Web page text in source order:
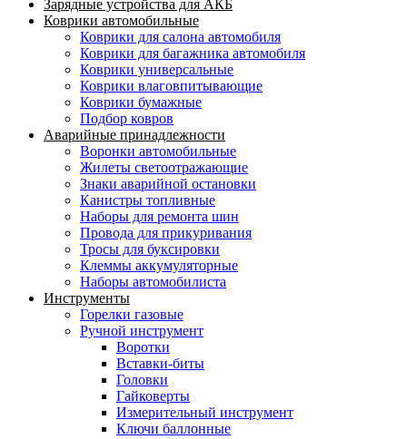
Зарядные устройства для АКБ
Коврики автомобильные
Коврики для салона автомобиля
Коврики для багажника автомобиля
Коврики универсальные
Коврики влаговпитывающие
Коврики бумажные
Подбор ковров
Аварийные принадлежности
Воронки автомобильные
Жилеты светоотражающие
Знаки аварийной остановки
Канистры топливные
Наборы для ремонта шин
Провода для прикуривания
Тросы для буксировки
Клеммы аккумуляторные
Наборы автомобилиста
Инструменты
Горелки газовые
Ручной инструмент
Воротки
Вставки-биты
Головки
Гайковерты
Измерительный инструмент
Ключи баллонные